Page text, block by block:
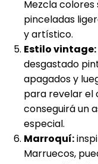
Mezcla
pinceladas
y artístico.
Estilo vintage:
desgastado
apagados y
para revelar el
conseguirá un
especial.
Marroquí:
Marruecos,